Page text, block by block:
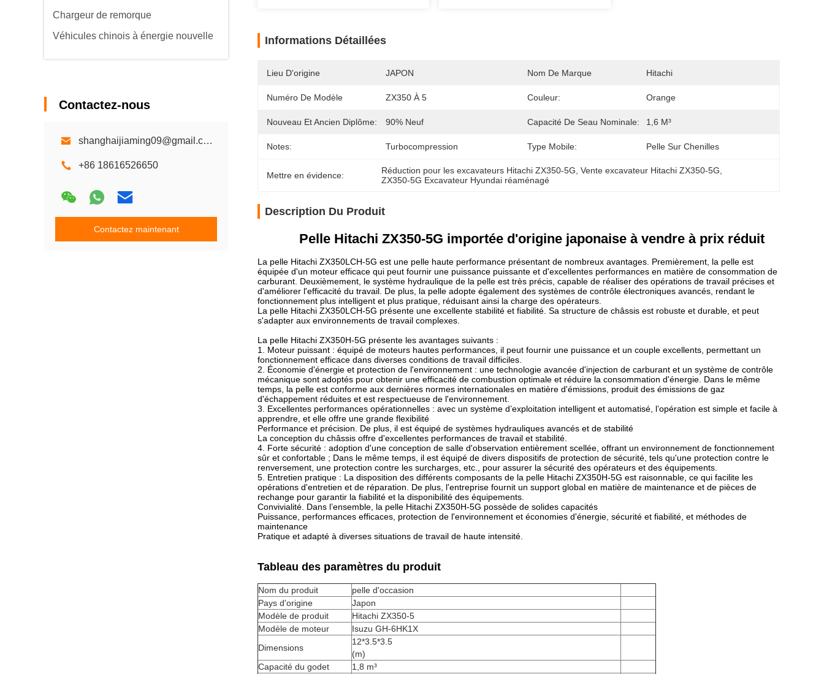
Chargeur de remorque
Véhicules chinois à énergie nouvelle
Contactez-nous
shanghaijiaming09@gmail.com
+86 18616526650
Contactez maintenant
Informations Détaillées
Lieu D'origine JAPON Nom De Marque Hitachi
Numéro De Modèle ZX350 À 5 Couleur: Orange
Nouveau Et Ancien Diplôme: 90% Neuf Capacité De Seau Nominale: 1,6 M³
Notes: Turbocompression Type Mobile: Pelle Sur Chenilles
Mettre en évidence: Réduction pour les excavateurs Hitachi ZX350-5G , Vente excavateur Hitachi ZX350-5G
ZX350-5G Excavateur Hyundai réaménagé
Description Du Produit
Pelle Hitachi ZX350-5G importée d'origine japonaise à vendre à prix réduit
La pelle Hitachi ZX350LCH-5G est une pelle haute performance présentant de nombreux avantages. Premièrement, la pelle est
équipée d'un moteur efficace qui peut fournir une puissance puissante et d'excellentes performances en matière de consommation de
carburant. Deuxièmement, le système hydraulique de la pelle est très précis, capable de réaliser des opérations de travail précises et
d'améliorer l'efficacité du travail. De plus, la pelle adopte également des systèmes de contrôle électroniques avancés, rendant le
fonctionnement plus intelligent et plus pratique, réduisant ainsi la charge des opérateurs.
La pelle Hitachi ZX350LCH-5G présente une excellente stabilité et fiabilité. Sa structure de châssis est robuste et durable, et peut
s'adapter aux environnements de travail complexes.
La pelle Hitachi ZX350H-5G présente les avantages suivants :
1. Moteur puissant : équipé de moteurs hautes performances, il peut fournir une puissance et un couple excellents, permettant un
fonctionnement efficace dans diverses conditions de travail difficiles.
2. Économie d'énergie et protection de l'environnement : une technologie avancée d'injection de carburant et un système de contrôle
mécanique sont adoptés pour obtenir une efficacité de combustion optimale et réduire la consommation d'énergie. Dans le même
temps, la pelle est conforme aux dernières normes internationales en matière d'émissions, produit des émissions de gaz
d'échappement réduites et est respectueuse de l'environnement.
3. Excellentes performances opérationnelles : avec un système d’exploitation intelligent et automatisé, l’opération est simple et facile à
apprendre, et elle offre une grande flexibilité
Performance et précision. De plus, il est équipé de systèmes hydrauliques avancés et de stabilité
La conception du châssis offre d'excellentes performances de travail et stabilité.
4. Forte sécurité : adoption d'une conception de salle d'observation entièrement scellée, offrant un environnement de fonctionnement
sûr et confortable ; Dans le même temps, il est équipé de divers dispositifs de protection de sécurité, tels qu'une protection contre le
renversement, une protection contre les surcharges, etc., pour assurer la sécurité des opérateurs et des équipements.
5. Entretien pratique : La disposition des différents composants de la pelle Hitachi ZX350H-5G est raisonnable, ce qui facilite les
opérations d'entretien et de réparation. De plus, l'entreprise fournit un support global en matière de maintenance et de pièces de
rechange pour garantir la fiabilité et la disponibilité des équipements.
Convivialité. Dans l’ensemble, la pelle Hitachi ZX350H-5G possède de solides capacités
Puissance, performances efficaces, protection de l'environnement et économies d'énergie, sécurité et fiabilité, et méthodes de
maintenance
Pratique et adapté à diverses situations de travail de haute intensité.
Tableau des paramètres du produit
Nom du produit
pelle d'occasion
Pays d'origine
Japon
Modèle de produit
Hitachi ZX350-5
Modèle de moteur
Isuzu GH-6HK1X
Dimensions
12*3.5*3.5
(m)
Capacité du godet
1,8 m³